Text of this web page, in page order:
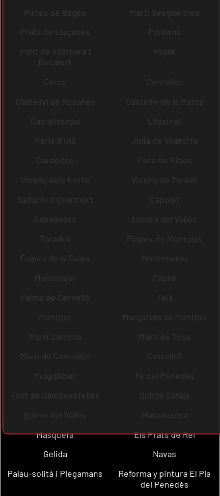
Mateu de Bages
Martí Sesgueioles
Prats de Lluçanès
Pontons
Pont de Vilomara i
Rocafort
Pujalt
Cercs
Centelles
Castellví de Rosanes
Castellví de la Marca
Castellterçol
Ullastrell
Maria d´Oló
Julià de Vilatorta
Cardedeu
Pere de Ribes
Vicenç dels Horts
Vicenç de Torelló
Sadurní d´Osormort
Capolat
Capellades
Llinars del Vallès
Taradell
Fogars de Montclús
Fogars de la Selva
Montmaneu
Montmajor
Papiol
Palma de Cervelló
Teià
Montgat
Margarida de Montbui
Martí Sarroca
Martí de Tous
Martí de Centelles
Castellolí
Puigdàlber
Fe del Penedès
Fost de Campsentelles
Quirze Safaja
Quirze del Vallès
Matadepera
Masquefa
Els Prats de Rei
Gelida
Navas
Palau-solità i Plegamans
Reforma y pintura El Pla
del Penedès